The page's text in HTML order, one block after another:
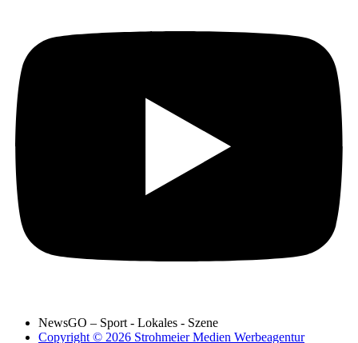
NewsGO – Sport - Lokales - Szene
Copyright © 2026 Strohmeier Medien Werbeagentur